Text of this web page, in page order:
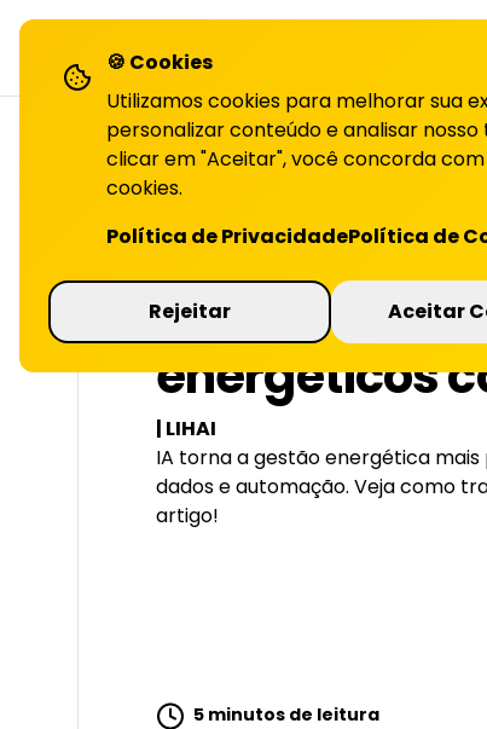
VOLTAR PARA O BLOG
Otimização
energéticos
| LIHAI
IA torna a gestão energética
dados e automação. Veja como
artigo!
5 minutos de leitura
🍪 Cookies
Utilizamos cookies para melhorar sua
personalizar conteúdo e analisar nosso
clicar em "Aceitar", você concorda com
cookies.
Política de PrivacidadePolítica de
Rejeitar Aceitar